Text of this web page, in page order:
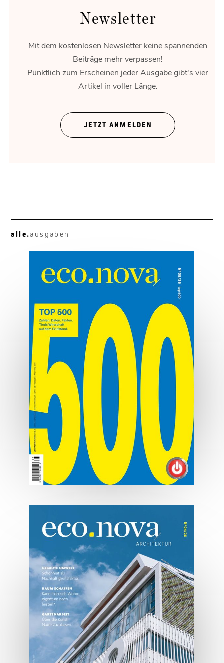
Zwischen Marktlogik und Psychologie.
Differenziert
MEHR ERFAHREN
Newsletter
Mit dem kostenlosen Newsletter keine spannenden
Beiträge mehr verpassen!
Pünktlich zum Erscheinen jeder Ausgabe gibt's vier
Artikel in voller Länge.
JETZT ANMELDEN
alle.ausgaben
07/2026
Tirols Top 500 - Juli/August
2026
JETZT BESTELLEN
ONLINE LESEN